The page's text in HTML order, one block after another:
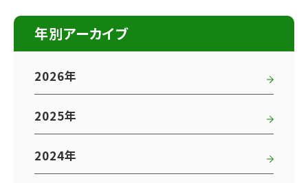
年別アーカイブ
2026年
2025年
2024年